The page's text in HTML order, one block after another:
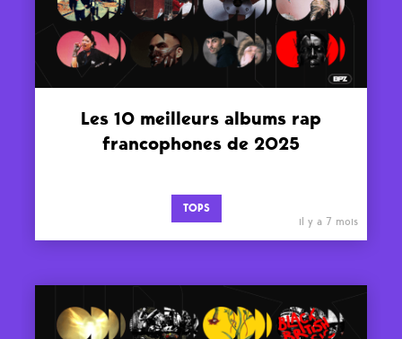
Les 10 meilleurs albums rap
francophones de 2025
TOPS
il y a 7 mois